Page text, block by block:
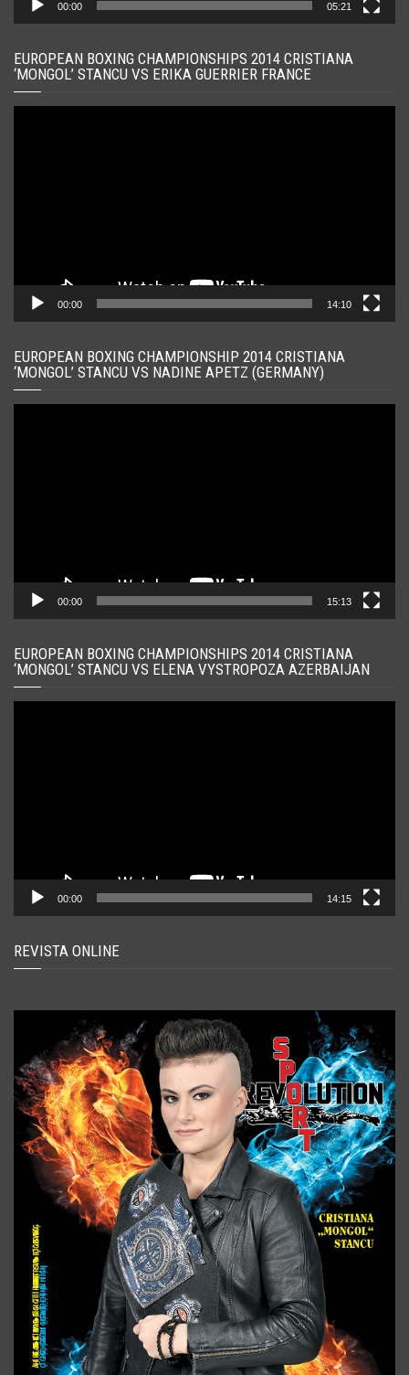
00:00 05:21
EUROPEAN BOXING CHAMPIONSHIPS 2014 CRISTIANA
‘MONGOL’ STANCU VS ERIKA GUERRIER FRANCE
00:00 14:10
EUROPEAN BOXING CHAMPIONSHIP 2014 CRISTIANA
‘MONGOL’ STANCU VS NADINE APETZ (GERMANY)
00:00 15:13
EUROPEAN BOXING CHAMPIONSHIPS 2014 CRISTIANA
‘MONGOL’ STANCU VS ELENA VYSTROPOZA AZERBAIJAN
00:00 14:15
REVISTA ONLINE